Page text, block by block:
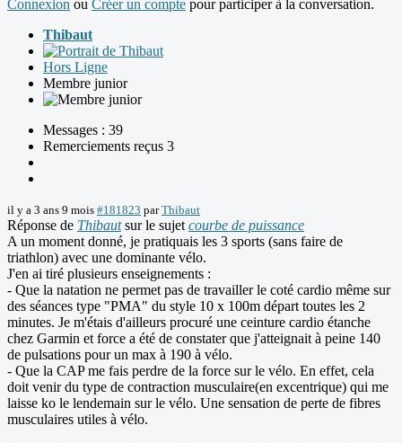
Connexion ou Créer un compte pour participer à la conversation.
Thibaut
Hors Ligne
Membre junior
Messages : 39
Remerciements reçus 3
il y a 3 ans 9 mois #181823 parThibaut
Réponse de Thibautsur le sujet courbe de puissance
A un moment donné, je pratiquais les 3 sports (sans faire de
triathlon) avec une dominante vélo.
J'en ai tiré plusieurs enseignements :
- Que la natation ne permet pas de travailler le coté cardio même sur
des séances type "PMA" du style 10 x 100m départ toutes les 2
minutes. Je m'étais d'ailleurs procuré une ceinture cardio étanche
chez Garmin et force a été de constater que j'atteignait à peine 140
de pulsations pour un max à 190 à vélo.
- Que la CAP me fais perdre de la force sur le vélo. En effet, cela
doit venir du type de contraction musculaire(en excentrique) qui me
laisse ko le lendemain sur le vélo. Une sensation de perte de fibres
musculaires utiles à vélo.